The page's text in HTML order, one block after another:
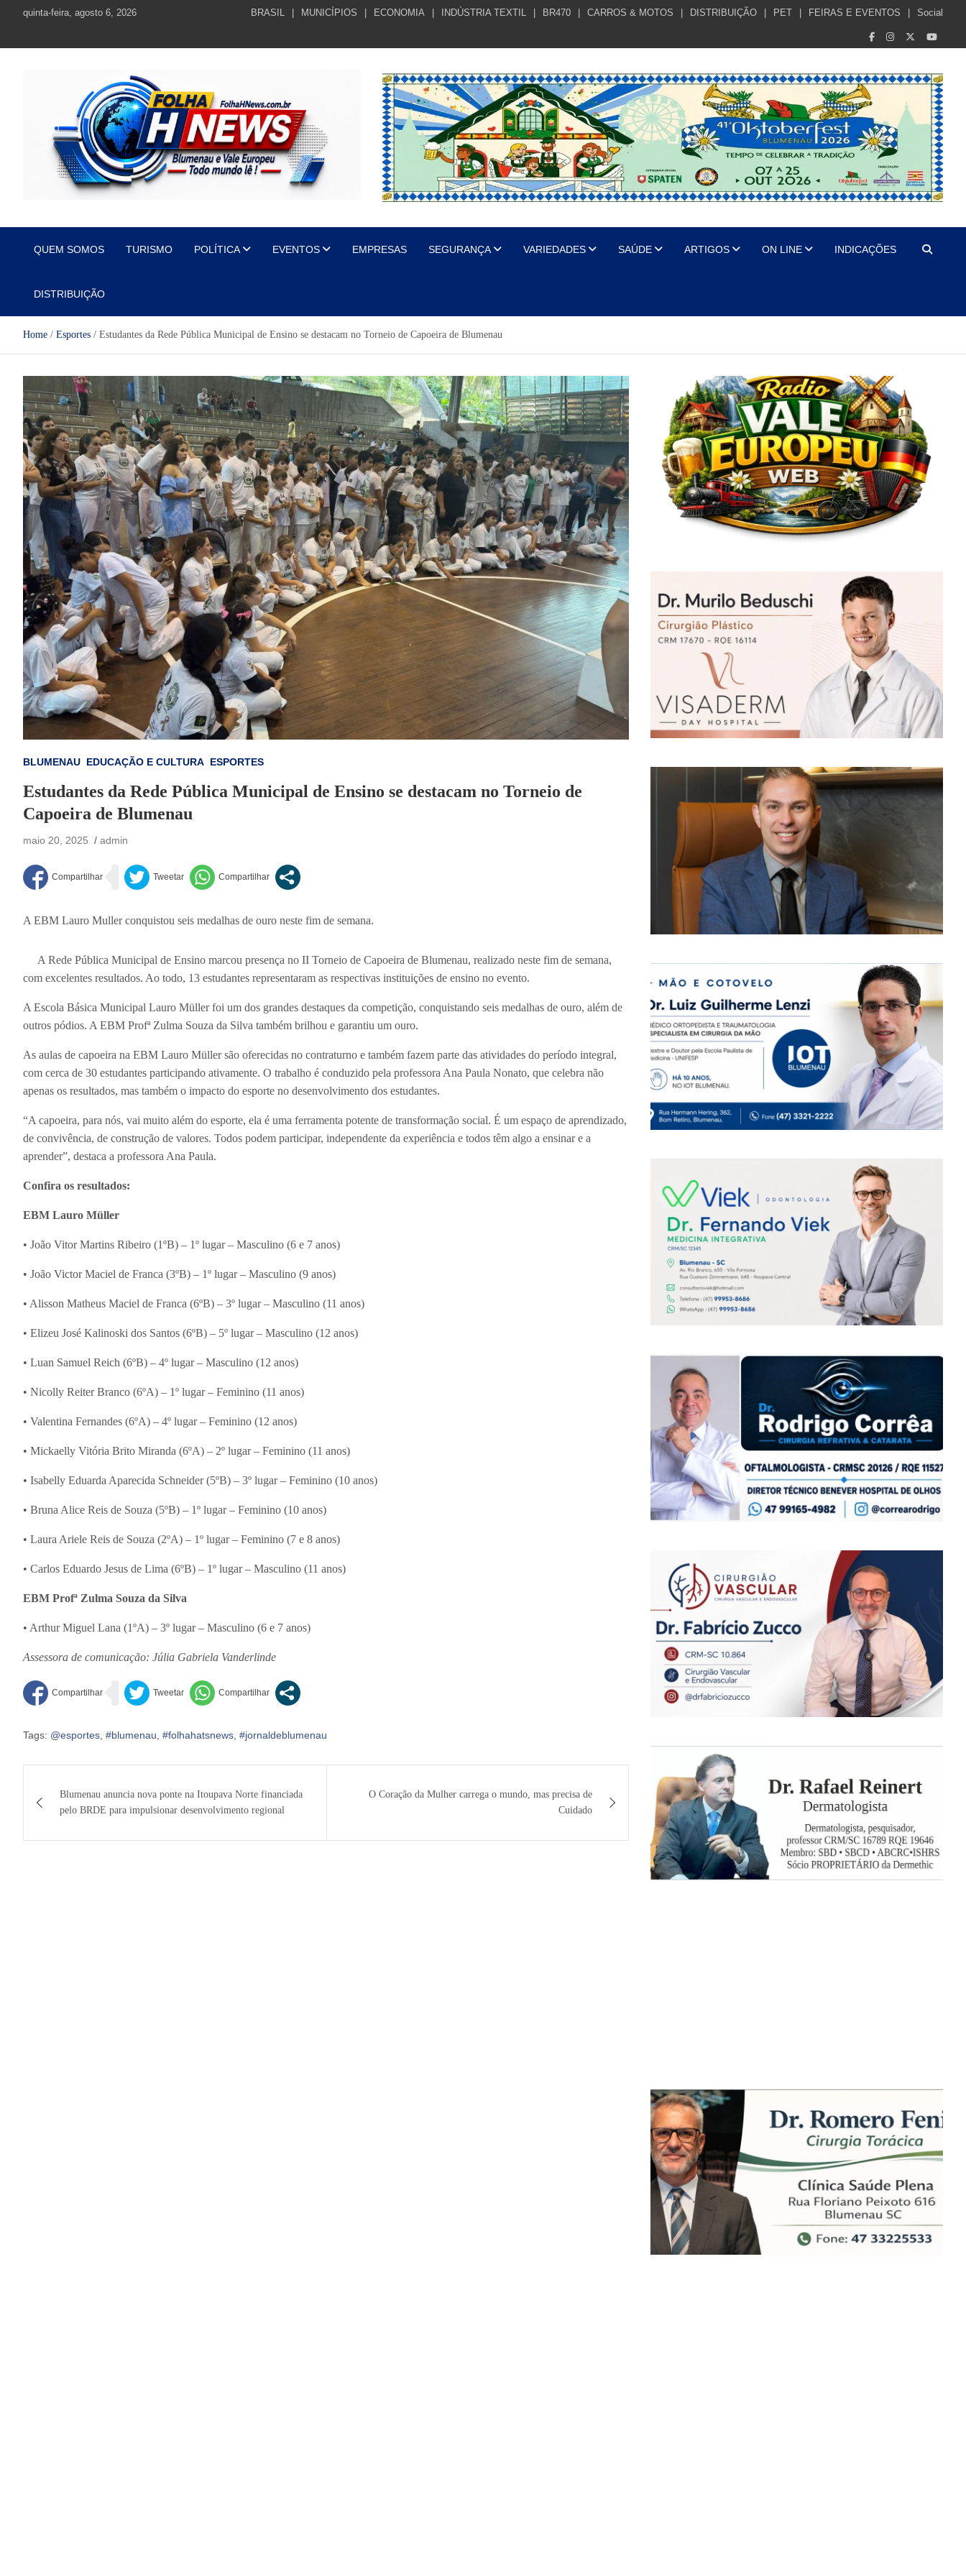
quinta-feira, agosto 6, 2026 BRASIL MUNICÍPIOS ECONOMIA INDÚSTRIA TEXTIL BR470 CARROS & MOTOS DISTRIBUIÇÃO PET FEIRAS E EVENTOS Social
QUEM SOMOS TURISMO POLÍTICA EVENTOS EMPRESAS SEGURANÇA VARIEDADES SAÚDE ARTIGOS ON LINE INDICAÇÕES
DISTRIBUIÇÃO
Home Esportes Estudantes da Rede Pública Municipal de Ensino se destacam no Torneio de Capoeira de Blumenau
BLUMENAU EDUCAÇÃO E CULTURA ESPORTES
Estudantes da Rede Pública Municipal de Ensino se destacam no Torneio de
Capoeira de Blumenau
maio 20, 2025 admin
A EBM Lauro Muller conquistou seis medalhas de ouro neste fim de semana.
A Rede Pública Municipal de Ensino marcou presença no II Torneio de Capoeira de Blumenau, realizado neste fim de semana,
com excelentes resultados. Ao todo, 13 estudantes representaram as respectivas instituições de ensino no evento.
A Escola Básica Municipal Lauro Müller foi um dos grandes destaques da competição, conquistando seis medalhas de ouro, além de
outros pódios. A EBM Profª Zulma Souza da Silva também brilhou e garantiu um ouro.
As aulas de capoeira na EBM Lauro Müller são oferecidas no contraturno e também fazem parte das atividades do período integral,
com cerca de 30 estudantes participando ativamente. O trabalho é conduzido pela professora Ana Paula Nonato, que celebra não
apenas os resultados, mas também o impacto do esporte no desenvolvimento dos estudantes.
“A capoeira, para nós, vai muito além do esporte, ela é uma ferramenta potente de transformação social. É um espaço de aprendizado,
de convivência, de construção de valores. Todos podem participar, independente da experiência e todos têm algo a ensinar e a
aprender”, destaca a professora Ana Paula.
Confira os resultados:
EBM Lauro Müller
• João Vitor Martins Ribeiro (1ºB) – 1º lugar – Masculino (6 e 7 anos)
• João Victor Maciel de Franca (3ºB) – 1º lugar – Masculino (9 anos)
• Alisson Matheus Maciel de Franca (6ºB) – 3º lugar – Masculino (11 anos)
• Elizeu José Kalinoski dos Santos (6ºB) – 5º lugar – Masculino (12 anos)
• Luan Samuel Reich (6ºB) – 4º lugar – Masculino (12 anos)
• Nicolly Reiter Branco (6ºA) – 1º lugar – Feminino (11 anos)
• Valentina Fernandes (6ºA) – 4º lugar – Feminino (12 anos)
• Mickaelly Vitória Brito Miranda (6ºA) – 2º lugar – Feminino (11 anos)
• Isabelly Eduarda Aparecida Schneider (5ºB) – 3º lugar – Feminino (10 anos)
• Bruna Alice Reis de Souza (5ºB) – 1º lugar – Feminino (10 anos)
• Laura Ariele Reis de Souza (2ºA) – 1º lugar – Feminino (7 e 8 anos)
• Carlos Eduardo Jesus de Lima (6ºB) – 1º lugar – Masculino (11 anos)
EBM Profª Zulma Souza da Silva
• Arthur Miguel Lana (1ºA) – 3º lugar – Masculino (6 e 7 anos)
Assessora de comunicação: Júlia Gabriela Vanderlinde
Tags: @esportes #blumenau #folhahatsnews #jornaldeblumenau
de
Post
Blumenau anuncia nova ponte na Itoupava Norte financiada
pelo BRDE para impulsionar desenvolvimento regional
O Coração da Mulher carrega o mundo, mas precisa de
Cuidado